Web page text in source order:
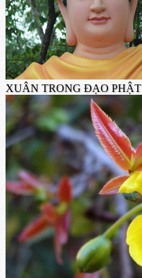
XUÂN TRONG ĐẠO PHẬT